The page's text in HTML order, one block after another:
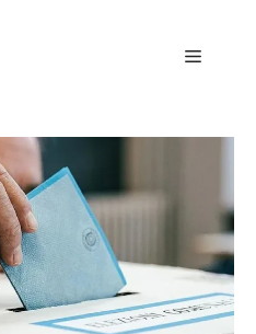
Menu